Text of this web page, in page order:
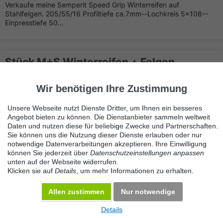
Verkaufe meine Semperit Speed Grip Winterreifen auf
Stahlfelgen. 205/55/16 Profiltiefe ca.7mm--Lochkreis 5x108--
Einpresstiefe 50...
Stück M+S Winterreifen + Felgen
5020 Salzburg
Stahlfelge 5 Loch 195/65/R15 Zoll Sehr gute Zustand Preis € 60
4.Stück Ra...
Wir benötigen Ihre Zustimmung
Unsere Webseite nutzt Dienste Dritter, um Ihnen ein besseres
Angebot bieten zu können. Die Dienstanbieter sammeln weltweit
Daten und nutzen diese für beliebige Zwecke und Partnerschaften.
Sie können uns die Nutzung dieser Dienste erlauben oder nur
notwendige Datenverarbeitungen akzeptieren. Ihre Einwilligung
können Sie jederzeit über Datenschutzeinstellungen anpassen
unten auf der Webseite widerrufen.
Klicken sie auf Details , um mehr Informationen zu erhalten.
Allen zustimmen Nur notwendige
Details